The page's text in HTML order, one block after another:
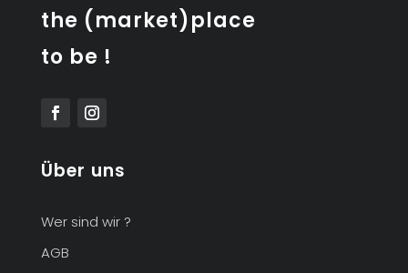
the (market)place
to be !
Über uns
Wer sind wir ?
AGB